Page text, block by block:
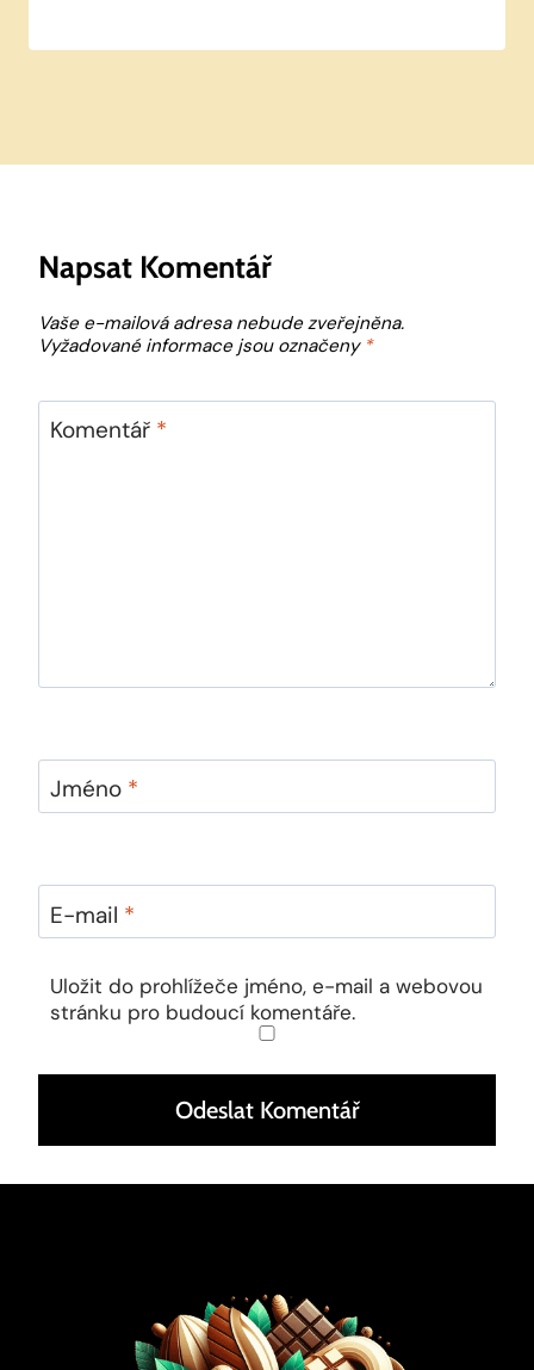
Napsat Komentář
Vaše e-mailová adresa nebude zveřejněna.
Vyžadované informace jsou označeny *
Komentář *
Jméno *
E-mail *
Uložit do prohlížeče jméno, e-mail a webovou
stránku pro budoucí komentáře.